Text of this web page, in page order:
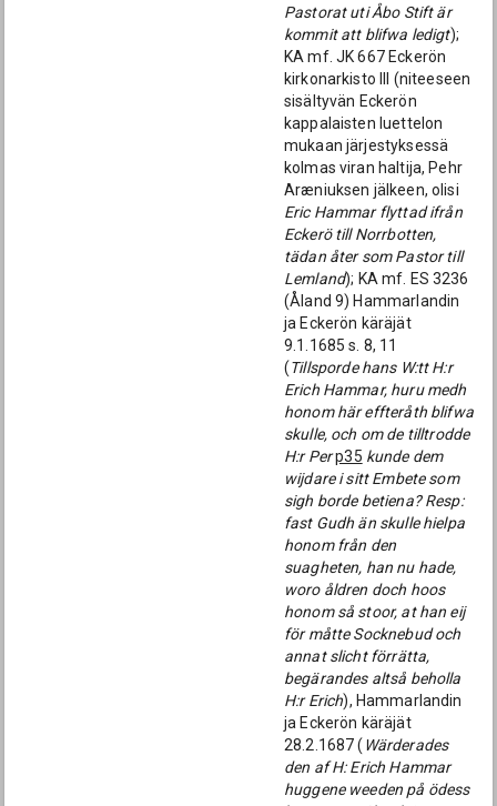
Pastorat uti Åbo Stift är
kommit att blifwa ledigt);
KA mf. JK 667 Eckerön
kirkonarkisto III (niteeseen
sisältyvän Eckerön
kappalaisten luettelon
mukaan järjestyksessä
kolmas viran haltija, Pehr
Aræniuksen jälkeen, olisi
Eric Hammar flyttad ifrån
Eckerö till Norrbotten,
tädan åter som Pastor till
Lemland); KA mf. ES 3236
(Åland 9) Hammarlandin
ja Eckerön käräjät
9.1.1685 s. 8, 11
(Tillsporde hans W:tt H:r
Erich Hammar, huru medh
honom här effteråth blifwa
skulle, och om de tilltrodde
H:r Perp35 kunde dem
wijdare i sitt Embete som
sigh borde betiena? Resp:
fast Gudh än skulle hielpa
honom från den
suagheten, han nu hade,
woro åldren doch hoos
honom så stoor, at han eij
för måtte Socknebud och
annat slicht förrätta,
begärandes altså beholla
H:r Erich), Hammarlandin
ja Eckerön käräjät
28.2.1687 ( Wärderades
den af H: Erich Hammar
huggene weeden på ödess